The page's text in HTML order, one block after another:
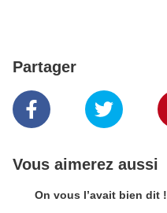
Partager
Vous aimerez aussi
On vous l’avait bien dit !